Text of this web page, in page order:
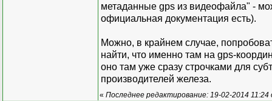
метаданные gps из видеофайла" -
официальная документация есть).
Можно, в крайнем случае,
найти, что именно там на gps-
оно там уже сразу строчками для
производителей железа.
« Последнее редактирование: 19-02-2014